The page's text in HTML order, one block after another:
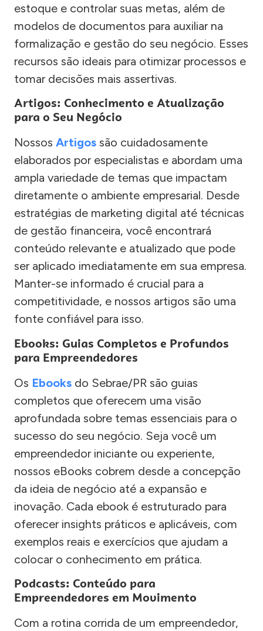
estoque e controlar suas metas, além de
modelos de documentos para auxiliar na
formalização e gestão do seu negócio. Esses
recursos são ideais para otimizar processos e
tomar decisões mais assertivas.
Artigos: Conhecimento e Atualização
para o Seu Negócio
Nossos Artigos são cuidadosamente
elaborados por especialistas e abordam uma
ampla variedade de temas que impactam
diretamente o ambiente empresarial. Desde
estratégias de marketing digital até técnicas
de gestão financeira, você encontrará
conteúdo relevante e atualizado que pode
ser aplicado imediatamente em sua empresa.
Manter-se informado é crucial para a
competitividade, e nossos artigos são uma
fonte confiável para isso.
Ebooks: Guias Completos e Profundos
para Empreendedores
Os Ebooks do Sebrae/PR são guias
completos que oferecem uma visão
aprofundada sobre temas essenciais para o
sucesso do seu negócio. Seja você um
empreendedor iniciante ou experiente,
nossos eBooks cobrem desde a concepção
da ideia de negócio até a expansão e
inovação. Cada ebook é estruturado para
oferecer insights práticos e aplicáveis, com
exemplos reais e exercícios que ajudam a
colocar o conhecimento em prática.
Podcasts: Conteúdo para
Empreendedores em Movimento
Com a rotina corrida de um empreendedor,